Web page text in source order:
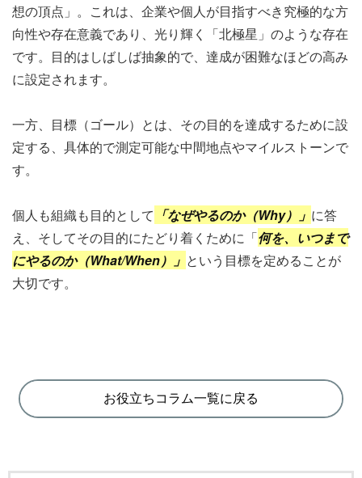
想の頂点」。これは、企業や個人が目指すべき究極的な方
向性や存在意義であり、光り輝く「北極星」のような存在
です。目的はしばしば抽象的で、達成が困難なほどの高み
に設定されます。
一方、目標（ゴール）とは、その目的を達成するために設
定する、具体的で測定可能な中間地点やマイルストーンで
す。
個人も組織も目的として 「なぜやるのか（Why）」 に答
え、そしてその目的にたどり着くために「何を、いつまで
にやるのか（What/When）」 という目標を定めることが
大切です。
お役立ちコラム一覧に戻る